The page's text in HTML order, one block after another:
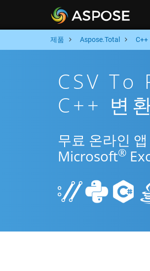
제품 Aspose.Total C++
CSV To
C++ 변
무료 온라인
Microsoft®